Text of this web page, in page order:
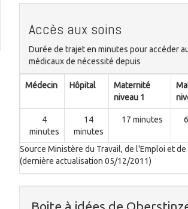
Accès aux soins
Durée de trajet en minutes pour accéder
médicaux de nécessité depuis
Médecin Hôpital
Maternité
niveau 1
4
minutes
14
minutes
17 minutes
Source Ministère du Travail, de l'Emploi et de
(dernière actualisation 05/12/2011)
Boite à idées de